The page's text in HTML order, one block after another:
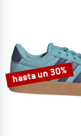
hasta un 30%